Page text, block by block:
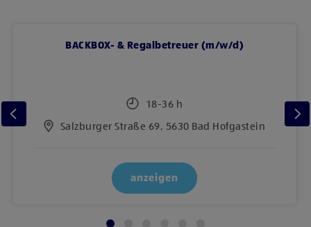
BACKBOX- & Regalbetreuer (m/w/d)
18-36 h
Salzburger Straße 69, 5630 Bad Hofgastein
anzeigen